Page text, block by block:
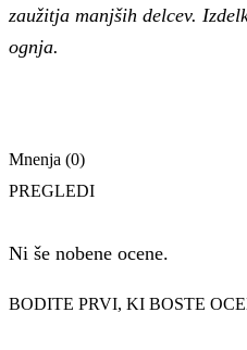
zaužitja manjših delcev.
ognja.
Mnenja (0)
PREGLEDI
Ni še nobene ocene.
BODITE PRVI, KI BOSTE